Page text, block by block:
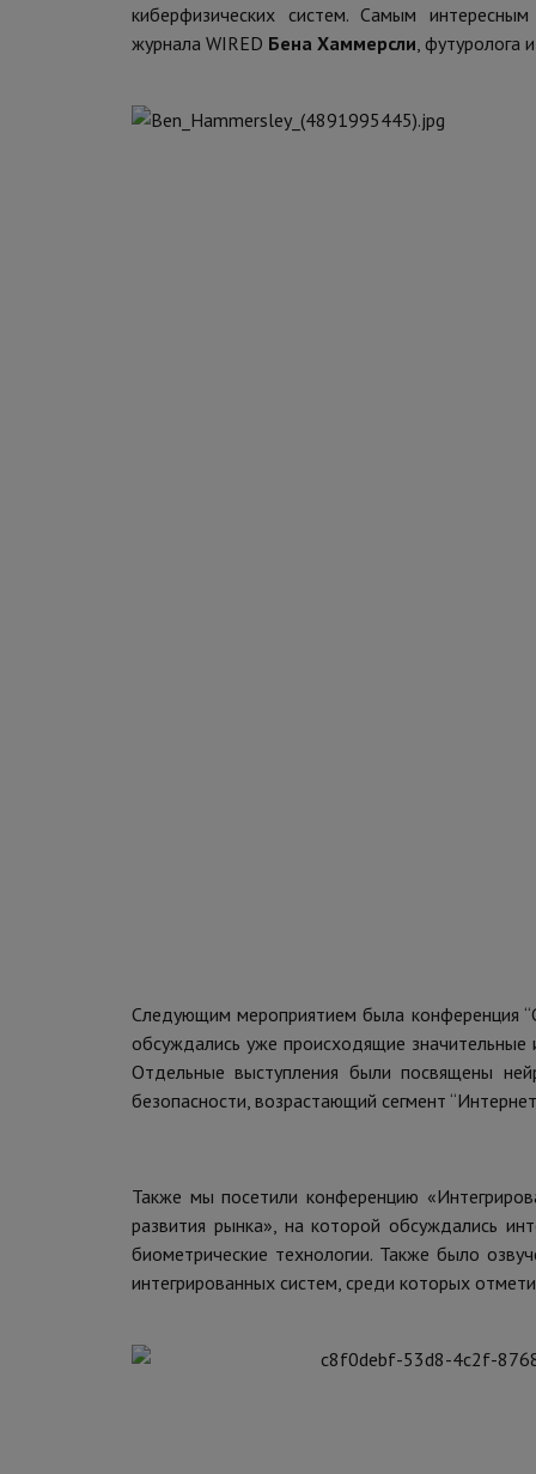
киберфизических систем. Самым
журнала WIRED Бена Хаммерсли ,
Следующим мероприятием была конференция
обсуждались уже происходящие
Отдельные выступления были посвящены
безопасности, возрастающий сегмент
Также мы посетили конференцию
развития рынка», на которой обсуждались
биометрические технологии. Также было
интегрированных систем, среди которых